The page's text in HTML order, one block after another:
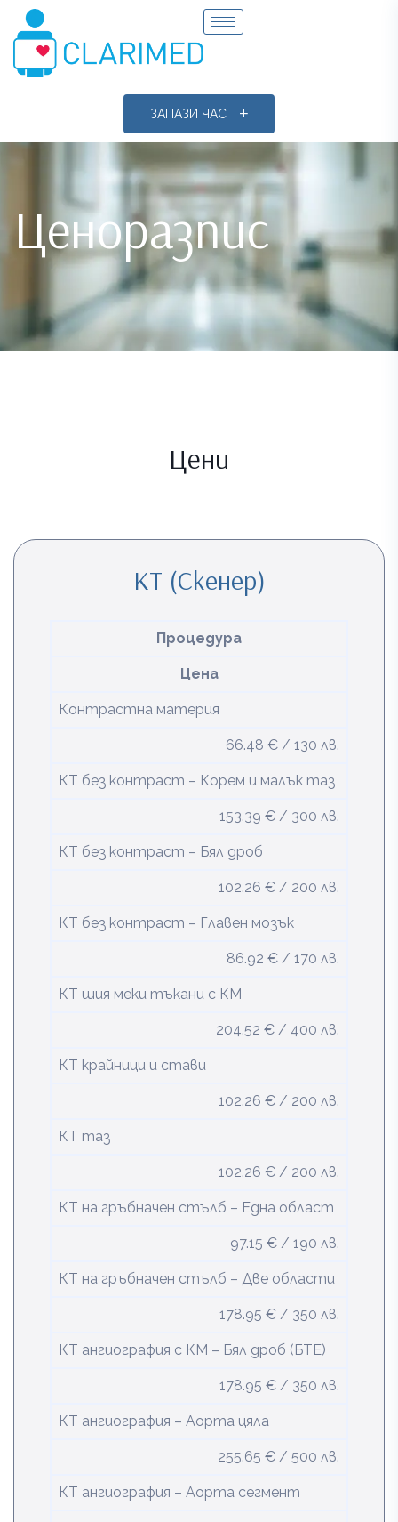
ЗАПАЗИ ЧАС
Ценоразпис
Цени
КТ (Скенер)
Процедура
Цена
Контрастна материя
66.48 € / 130 лв.
КТ без контраст – Корем и малък таз
153.39 € / 300 лв.
КТ без контраст – Бял дроб
102.26 € / 200 лв.
КТ без контраст – Главен мозък
86.92 € / 170 лв.
КТ шия меки тъкани с КМ
204.52 € / 400 лв.
КТ крайници и стави
102.26 € / 200 лв.
КТ таз
102.26 € / 200 лв.
КТ на гръбначен стълб – Една област
97.15 € / 190 лв.
КТ на гръбначен стълб – Две области
178.95 € / 350 лв.
КТ ангиография с КМ – Бял дроб (БТЕ)
178.95 € / 350 лв.
КТ ангиография – Аорта цяла
255.65 € / 500 лв.
КТ ангиография – Аорта сегмент